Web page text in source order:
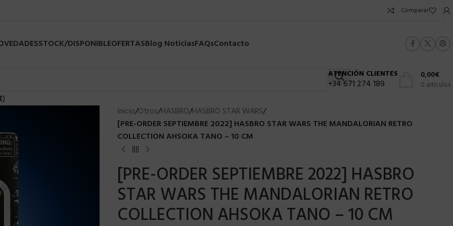
Comparar
STOCK/DISPONIBLEOFERTASBlog NoticiasFAQsContacto
ATENCIÓN CLIENTES
+34 671 274 189 0 artículos
0,00€
)
Inicio/Otros/HASBRO/HASBRO STAR WARS/
[PRE-ORDER SEPTIEMBRE 2022] HASBRO STAR WARS THE MANDALORIAN RETRO
COLLECTION AHSOKA TANO – 10 CM
[PRE-ORDER SEPTIEMBRE 2022] HASBRO
STAR WARS THE MANDALORIAN RETRO
COLLECTION AHSOKA TANO – 10 CM